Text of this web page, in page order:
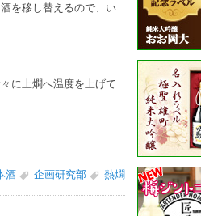
を移し替えるので、い
に上燗へ温度を上げて
酒 企画研究部 熱燗